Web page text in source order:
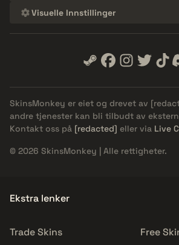
Visuelle Innstillinger
SkinsMonkey er eiet og drevet av
andre tjenester kan bli tilbudt av
Kontakt oss på [redacted] eller via Live
© 2026 SkinsMonkey | Alle rettigheter.
Ekstra lenker
Trade Skins
Free